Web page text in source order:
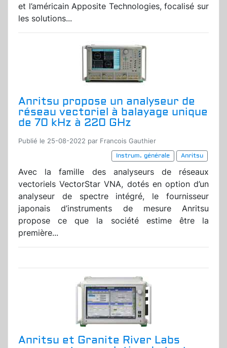
et l’américain Apposite Technologies, focalisé sur
les solutions...
Anritsu propose un analyseur de
réseau vectoriel à balayage unique
de 70 kHz à 220 GHz
Publié le 25-08-2022 par Francois Gauthier
Instrum. générale
Anritsu
Avec la famille des analyseurs de réseaux
vectoriels VectorStar VNA, dotés en option d’un
analyseur de spectre intégré, le fournisseur
japonais d’instruments de mesure Anritsu
propose ce que la société estime être la
première...
Anritsu et Granite River Labs